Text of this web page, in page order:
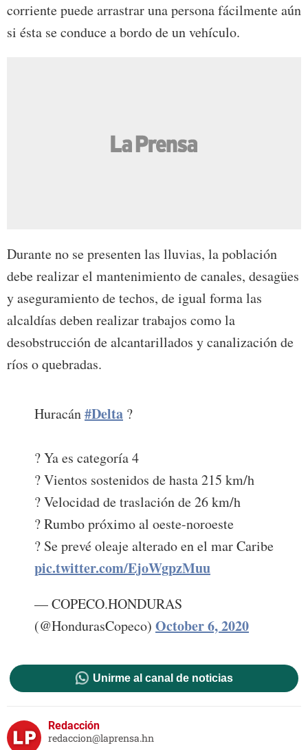
corriente puede arrastrar una persona fácilmente aún
si ésta se conduce a bordo de un vehículo.
Durante no se presenten las lluvias, la población
debe realizar el mantenimiento de canales, desagües
y aseguramiento de techos, de igual forma las
alcaldías deben realizar trabajos como la
desobstrucción de alcantarillados y canalización de
ríos o quebradas.
Huracán#Delta ?
? Ya es categoría 4
? Vientos sostenidos de hasta 215 km/h
? Velocidad de traslación de 26 km/h
? Rumbo próximo al oeste-noroeste
? Se prevé oleaje alterado en el mar Caribe
pic.twitter.com/EjoWgpzMuu
— COPECO.HONDURAS
(@HondurasCopeco) October 6, 2020
Unirme al canal de noticias
Redacción
redaccion@laprensa.hn